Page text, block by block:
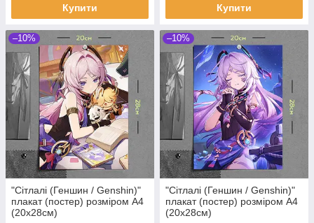
Купити Купити
–10%
"Сітлалі (Геншин / Genshin)"
плакат (постер) розміром А4
(20х28см)
–10%
"Сітлалі (Геншин / Genshin)"
плакат (постер) розміром А4
(20х28см)